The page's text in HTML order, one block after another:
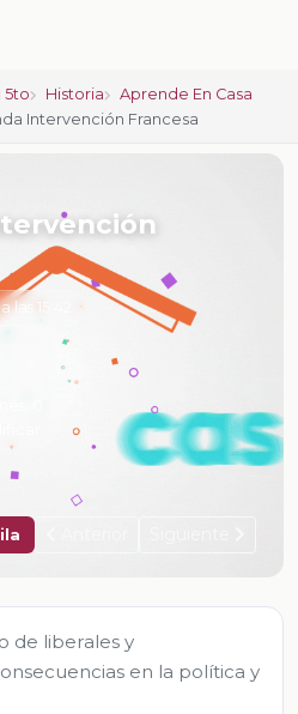
5to Historia
Aprende En Casa
Intervención Francesa
15:42
de liberales y
en la política y